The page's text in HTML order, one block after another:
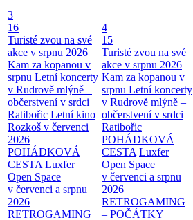
3
16
Turisté zvou na své
akce v srpnu 2026
Kam za kopanou v
srpnu Letní koncerty
v Rudrově mlýně –
občerstvení v srdci
Ratibořic Letní kino
Rozkoš v červenci
2026
POHÁDKOVÁ
CESTA Luxfer
Open Space
v červenci a srpnu
2026
RETROGAMING
4
15
Turisté zvou na své
akce v srpnu 2026
Kam za kopanou v
srpnu Letní koncerty
v Rudrově mlýně –
občerstvení v srdci
Ratibořic
POHÁDKOVÁ
CESTA Luxfer
Open Space
v červenci a srpnu
2026
RETROGAMING
– POČÁTKY